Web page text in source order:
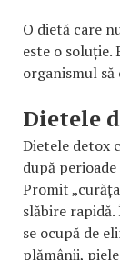
O dietă care
este o soluție.
organismul
Dietele
Dietele detox
după
Promit
slăbire
se ocupă de
plămânii,